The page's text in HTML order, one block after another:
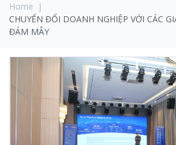
Home
|
CHUYỂN ĐỔI DOANH NGHIỆP VỚI CÁC
ĐÁM MÂY